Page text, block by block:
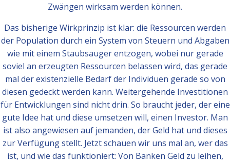
Zwängen wirksam werden können.
Das bisherige Wirkprinzip ist klar: die Ressourcen werden
der Population durch ein System von Steuern und Abgaben
wie mit einem Staubsauger entzogen, wobei nur gerade
soviel an erzeugten Ressourcen belassen wird, das gerade
mal der existenzielle Bedarf der Individuen gerade so von
diesen gedeckt werden kann. Weitergehende Investitionen
für Entwicklungen sind nicht drin. So braucht jeder, der eine
gute Idee hat und diese umsetzen will, einen Investor. Man
ist also angewiesen auf jemanden, der Geld hat und dieses
zur Verfügung stellt. Jetzt schauen wir uns mal an, wer das
ist, und wie das funktioniert: Von Banken Geld zu leihen,